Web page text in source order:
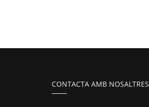
CONTACTA AMB NOSALTRES